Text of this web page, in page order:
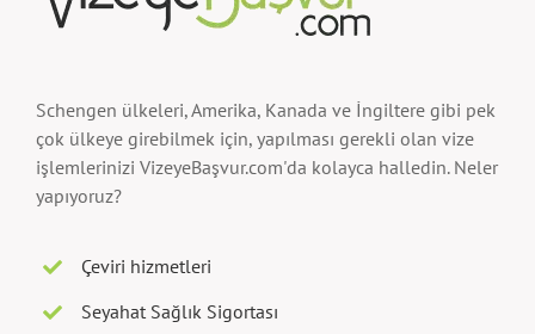
Schengen ülkeleri, Amerika, Kanada ve İngiltere gibi pek
çok ülkeye girebilmek için, yapılması gerekli olan vize
işlemlerinizi VizeyeBaşvur.com'da kolayca halledin. Neler
yapıyoruz?
Çeviri hizmetleri
Seyahat Sağlık Sigortası